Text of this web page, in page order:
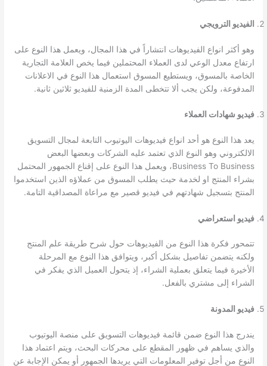
الفيديو الترويجي
وهو أكثر انواع الفيديوهات انتشاراً في هذا المجال، ويعمل هذا النوع على
ارتفاع معدل الوعي لدى العملاء المحتملين فيما يخص العلامة التجارية
الخاصة بالمسوق، ويستطيع المسوق استعمال هذا النوع في الاعلانات
المدفوعة، ولكن يجب ألا تتخطى المدة الزمنية للفيديو ثلاثين ثانية.
فيديو شهادات العملاء
يعد هذا النوع هو أحد انواع فيديوهات اليوتيوب التابعة لمجال التسويق
الالكتروني وهو النوع الذي تعتمد عليه الشركات وبعضها البعض
Business To Business، ويعمل هذا النوع على إقناع الجمهور المحتمل
بشراء المنتج او لخدمة حيث يطلب المسوق من عملاؤه الذين استخدموا
المنتج بتسجيل شهادتهم في فيديو قصير مع مراعاة المصداقية التامة.
فيديو استعراضي
تتمحور فكرة هذا النوع من الفيديوهات حول شرح طريقة علم المنتج
ولكنه يتضمن تفاصيل بشكل أكبر، ويتوافق هذا النوع مع المرحلة
الأخيرة فيما يتعلق بعملية الشراء، إذ يتحول العميل الذي يفكر في
الشراء إلى مشتري بالفعل.
فيديو المدونة
يندرج هذا النوع ضمن قائمة فيديوهات التسويق على منصة اليوتيوب
والذي يساهم في ظهور المقطع على محركات البحث، ويتم اعتماد هذا
النوع من أجل توفير المعلومات التي يريدها الجمهور أو يمكن الإجابة عن